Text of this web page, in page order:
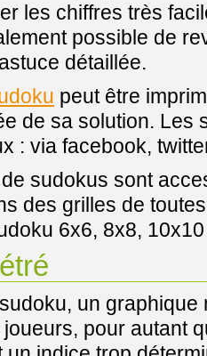
les chiffres très
possible de
détaillée.
peut être
de sa solution. Les
: via facebook,
sudokus sont
des grilles de
6x6, 8x8,
un
pour autant